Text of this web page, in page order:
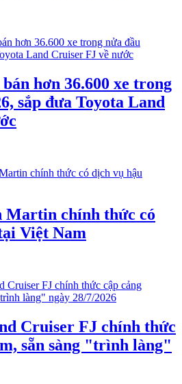
hơn 36.600 xe trong
sắp đưa Toyota Land
Martin chính thức có
Việt Nam
Cruiser FJ chính thức
sẵn sàng "trình làng"